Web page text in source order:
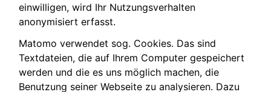
einwilligen, wird Ihr Nutzungsverhalten
anonymisiert erfasst.
Matomo verwendet sog. Cookies. Das sind
Textdateien, die auf Ihrem Computer gespeichert
werden und die es uns möglich machen, die
Benutzung seiner Webseite zu analysieren. Dazu